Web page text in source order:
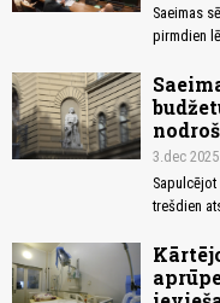
Saeimas
pirmdien
3.dec 2025
trešdien